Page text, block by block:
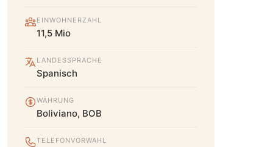
EINWOHNERZAHL
11,5 Mio
LANDESSPRACHE
Spanisch
WÄHRUNG
Boliviano, BOB
TELEFONVORWAHL